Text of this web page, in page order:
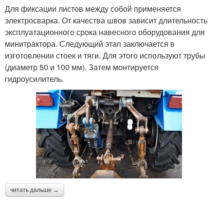
Для фиксации листов между собой применяется
электросварка. От качества швов зависит длительность
эксплуатационного срока навесного оборудования для
минитрактора. Следующий этап заключается в
изготовлении стоек и тяги. Для этого используют трубы
(диаметр 50 и 100 мм). Затем монтируется
гидроусилитель.
читать дальше →